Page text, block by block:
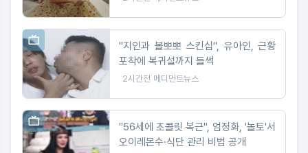
"지인과 볼뽀뽀 스킨십", 유아인, 근황
포착에 복귀설까지 들썩
2시간전 메디먼트뉴스
"56세에 초콜릿 복근", 엄정화, '놀토'서
오이레몬수·식단 관리 비법 공개